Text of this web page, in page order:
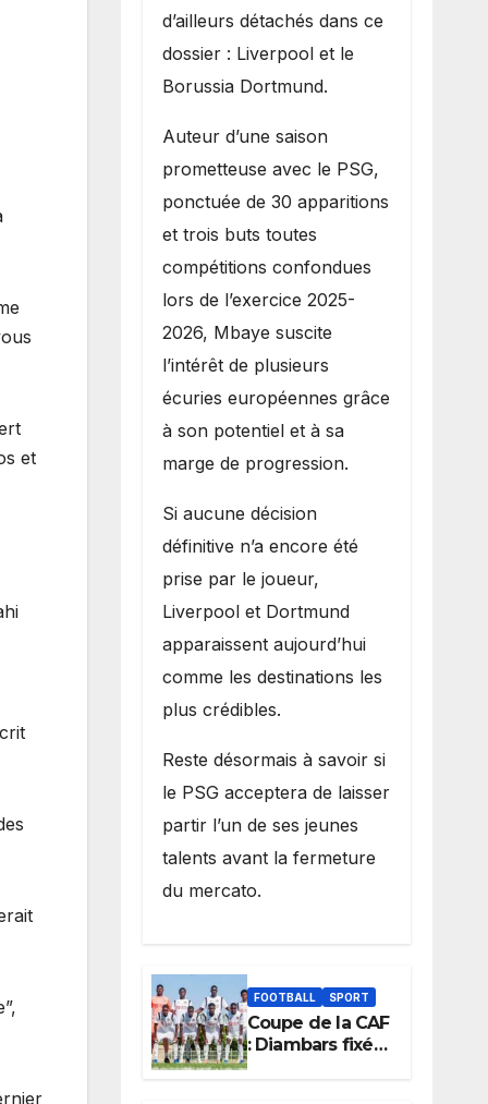
et
d’ailleurs détachés dans ce
dossier : Liverpool et le
Borussia Dortmund.
Auteur d’une saison
prometteuse avec le PSG,
ponctuée de 30 apparitions
et trois buts toutes
compétitions confondues
lors de l’exercice 2025-
2026, Mbaye suscite
l’intérêt de plusieurs
écuries européennes grâce
à son potentiel et à sa
marge de progression.
Si aucune décision
définitive n’a encore été
prise par le joueur,
Liverpool et Dortmund
apparaissent aujourd’hui
comme les destinations les
plus crédibles.
Reste désormais à savoir si
le PSG acceptera de laisser
partir l’un de ses jeunes
talents avant la fermeture
du mercato.
FOOTBALL SPORT
Coupe de la CAF
: Diambars fixé
sur son destin